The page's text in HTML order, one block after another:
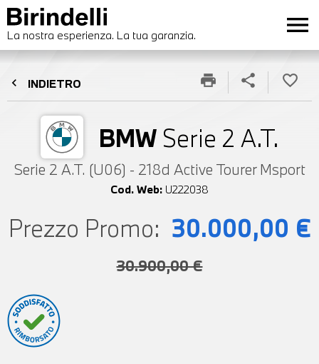
La nostra esperienza. La tua garanzia. menu
chevron_left INDIETRO
BMW Serie 2 A.T.
Serie 2 A.T. (U06) - 218d Active Tourer Msport
Cod. Web: U222038
print share favorite_border
Prezzo Promo: 30.000,00 €
30.900,00 €